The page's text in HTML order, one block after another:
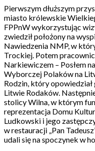
Pierwszym dłuższym
miasto królewskie
FPPnW wykorzystując
zwiedził położony na
Nawiedzenia NMP, w
Trockiej. Potem
Narkiewiczem – Posłem
Wyborczej Polaków na
Rodzin, który
Litwie Rodaków.
stolicy Wilna, w którym
reprezentacja Domu
Ludkowski i jego
w restauracji „Pan
udali się na spoczynek w